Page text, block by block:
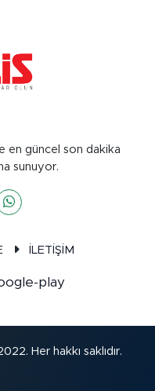
en güncel son dakika
sunuyor.
İLETİŞİM
Her hakkı saklıdır.